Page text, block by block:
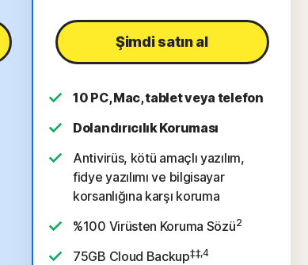
Şimdi satın al
10 PC, Mac, tablet veya telefon
Dolandırıcılık Koruması
Antivirüs, kötü amaçlı yazılım,
fidye yazılımı ve bilgisayar
korsanlığına karşı koruma
%100 Virüsten Koruma Sözü2
75GB Cloud Backup‡‡,4